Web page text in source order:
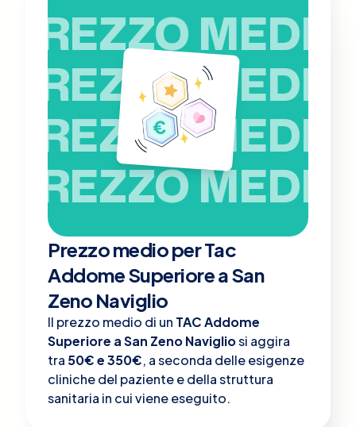
PREZZO MEDIO
PREZZO MEDIO
PREZZO MEDIO
PREZZO MEDIO
Prezzo medio per Tac
Addome Superiore a San
Zeno Naviglio
Il prezzo medio di un TAC Addome
Superiore a San Zeno Navigliosi aggira
tra 50€ e 350€, a seconda delle esigenze
cliniche del paziente e della struttura
sanitaria in cui viene eseguito.